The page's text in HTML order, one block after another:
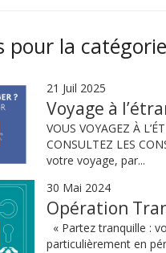
pour la
21 Juil 2025
Voyage à
VOUS VOYAGEZ À
CONSULTEZ LES
votre voyage, par...
30 Mai 2024
Opération
« Partez tranquille :
particulièrement en